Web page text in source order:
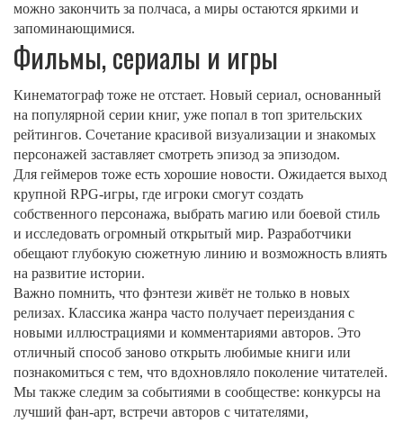
можно закончить за полчаса, а миры остаются яркими и
запоминающимися.
Фильмы, сериалы и игры
Кинематограф тоже не отстает. Новый сериал, основанный
на популярной серии книг, уже попал в топ зрительских
рейтингов. Сочетание красивой визуализации и знакомых
персонажей заставляет смотреть эпизод за эпизодом.
Для геймеров тоже есть хорошие новости. Ожидается выход
крупной RPG‑игры, где игроки смогут создать
собственного персонажа, выбрать магию или боевой стиль
и исследовать огромный открытый мир. Разработчики
обещают глубокую сюжетную линию и возможность влиять
на развитие истории.
Важно помнить, что фэнтези живёт не только в новых
релизах. Классика жанра часто получает переиздания с
новыми иллюстрациями и комментариями авторов. Это
отличный способ заново открыть любимые книги или
познакомиться с тем, что вдохновляло поколение читателей.
Мы также следим за событиями в сообществе: конкурсы на
лучший фан‑арт, встречи авторов с читателями,